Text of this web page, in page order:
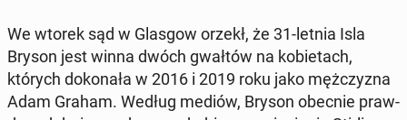
We wtorek sąd w Glasgow orzekł, że 31-letnia Isla
Bryson jest winna dwóch gwałtów na ko­bie­tach,
których do­ko­na­ła w 2016 i 2019 roku jako męż­czy­zna
Adam Graham. Według mediów, Bryson obecnie praw­